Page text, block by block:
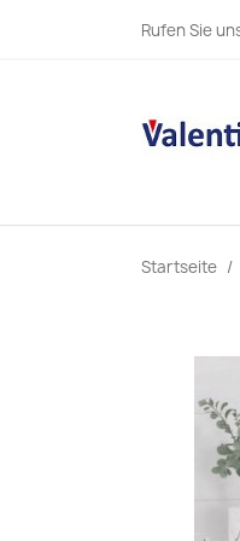
Rufen Sie
Startseite